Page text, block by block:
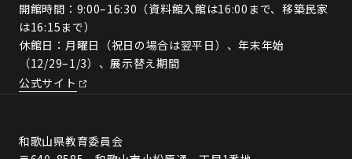
開館時間：9:00–16:30（資料館入館は16:00まで、移築民家
は16:15まで）
休館日：月曜日（祝日の場合は翌平日）、年末年始
（12/29–1/3）、展示替え期間
公式サイト
和歌山県教育委員会